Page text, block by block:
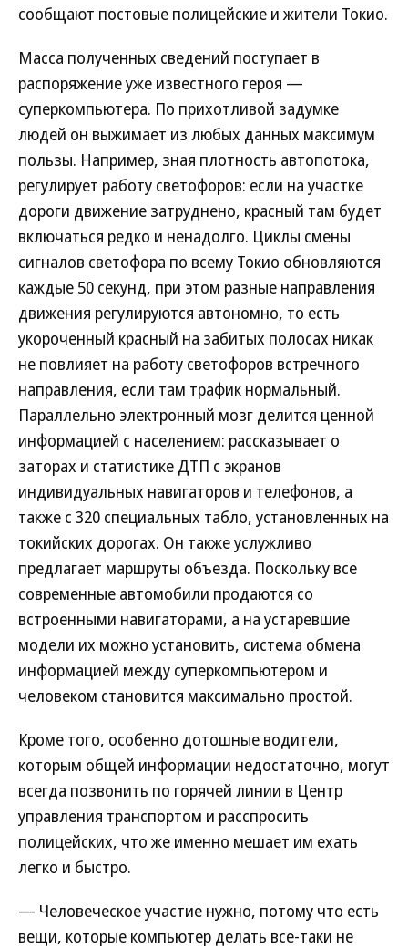
сообщают постовые полицейские и жители Токио.
Масса полученных сведений поступает в
распоряжение уже известного героя —
суперкомпьютера. По прихотливой задумке
людей он выжимает из любых данных максимум
пользы. Например, зная плотность автопотока,
регулирует работу светофоров: если на участке
дороги движение затруднено, красный там будет
включаться редко и ненадолго. Циклы смены
сигналов светофора по всему Токио обновляются
каждые 50 секунд, при этом разные направления
движения регулируются автономно, то есть
укороченный красный на забитых полосах никак
не повлияет на работу светофоров встречного
направления, если там трафик нормальный.
Параллельно электронный мозг делится ценной
информацией с населением: рассказывает о
заторах и статистике ДТП с экранов
индивидуальных навигаторов и телефонов, а
также с 320 специальных табло, установленных на
токийских дорогах. Он также услужливо
предлагает маршруты объезда. Поскольку все
современные автомобили продаются со
встроенными навигаторами, а на устаревшие
модели их можно установить, система обмена
информацией между суперкомпьютером и
человеком становится максимально простой.
Кроме того, особенно дотошные водители,
которым общей информации недостаточно, могут
всегда позвонить по горячей линии в Центр
управления транспортом и расспросить
полицейских, что же именно мешает им ехать
легко и быстро.
— Человеческое участие нужно, потому что есть
вещи, которые компьютер делать все-таки не